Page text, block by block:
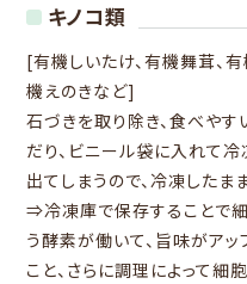
キノコ類
[有機しいたけ、有機舞茸、
機えのきなど]
石づきを取り除き、食べや
だり、ビニール袋に入れて
出てしまうので、冷凍したま
⇒冷凍庫で保存することで
う酵素が働いて、旨味がアッ
こと、さらに調理によって